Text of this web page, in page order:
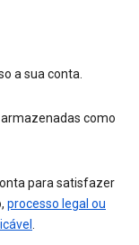
a sua conta.
como
para satisfazer
processo legal ou
.